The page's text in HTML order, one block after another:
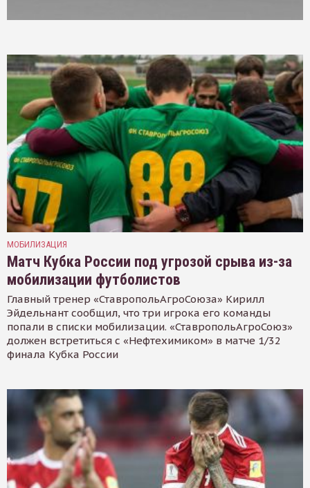
МОБИЛИЗАЦИЯ
Матч Кубка России под угрозой срыва из-за
мобилизации футболистов
Главный тренер «СтавропольАгроСоюза» Кирилл
Эйдельнант сообщил, что три игрока его команды
попали в списки мобилизации. «СтавропольАгроСоюз»
должен встретиться с «Нефтехимиком» в матче 1/32
финала Кубка России